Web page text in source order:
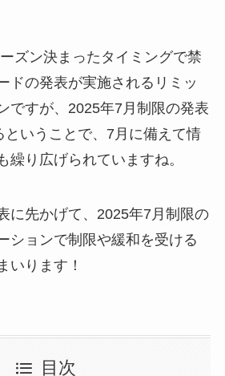
ズン決まったタイミングで禁
ドの発表が実施されるリミッ
ですが、2025年7月制限の発表
ということで、7月に備えて情
繰り広げられていますね。
に先かげて、2025年7月制限の
ションで制限や緩和を受ける
いります！
目次